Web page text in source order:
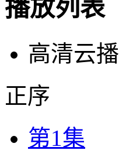
播放列表
高清云播
正序
第1集